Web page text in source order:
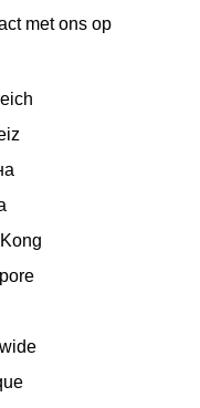
met ons op